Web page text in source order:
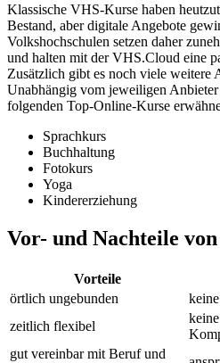
Klassische VHS-Kurse haben
Bestand, aber digitale Angebote
Volkshochschulen setzen daher
und halten mit der VHS.Cloud eine
Zusätzlich gibt es noch viele weitere
Unabhängig vom jeweiligen Anbieter
folgenden Top-Online-Kurse
Sprachkurs
Buchhaltung
Fotokurs
Yoga
Kindererziehung
Vor- und Nachteile
Vorteile
örtlich ungebunden
zeitlich flexibel
gut vereinbar mit Beruf und